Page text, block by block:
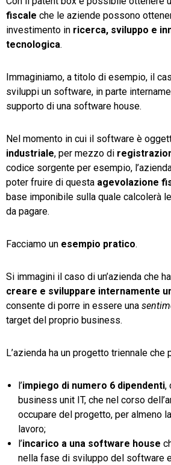
fiscale che le aziende possono
investimento in ricerca, sviluppo e
tecnologica.
Immaginiamo, a titolo di esempio, il
sviluppi un software, in parte
supporto di una software house.
Nel momento in cui il software è
industriale, per mezzo di
codice sorgente per esempio,
poter fruire di questa agevolazione
base imponibile sulla quale calcolerà
da pagare.
Facciamo un esempio pratico.
Si immagini il caso di un’azienda che
creare e sviluppare internamente
consente di porre in essere una
target del proprio business.
L’azienda ha un progetto triennale che
l’impiego di numero 6 dipendenti,
business unit IT, che nel corso
occupare del progetto, per almeno
lavoro;
l’incarico a una software house
nella fase di sviluppo del software